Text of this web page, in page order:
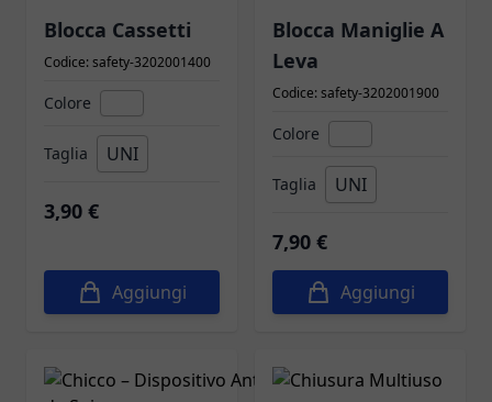
Blocca Cassetti
Codice: safety-3202001400
Colore
Taglia UNI
3,90 €
Aggiungi
Blocca Maniglie A
Leva
Codice: safety-3202001900
Colore
Taglia UNI
7,90 €
Aggiungi